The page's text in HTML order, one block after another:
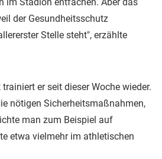
der Gesundheitsschutz
Stelle steht", erzählte
er seit dieser Woche wieder.
nötigen Sicherheitsmaßnahmen,
man zum Beispiel auf
etwa vielmehr im athletischen